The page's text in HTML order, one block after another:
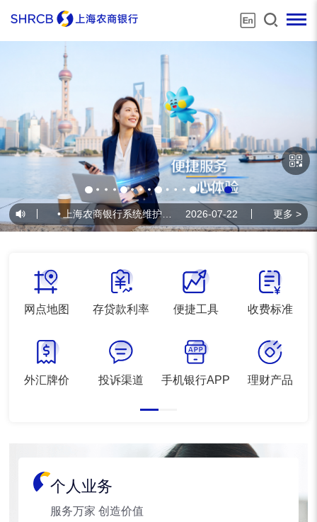
上海农商银行系统维护公告 2026-07-22 上海农商银行
更多 >
网点地图
外汇牌价
存贷款利率
投诉渠道
便捷工具
手机银行APP
收费标准
理财产品
个人业务
服务万家 创造价值